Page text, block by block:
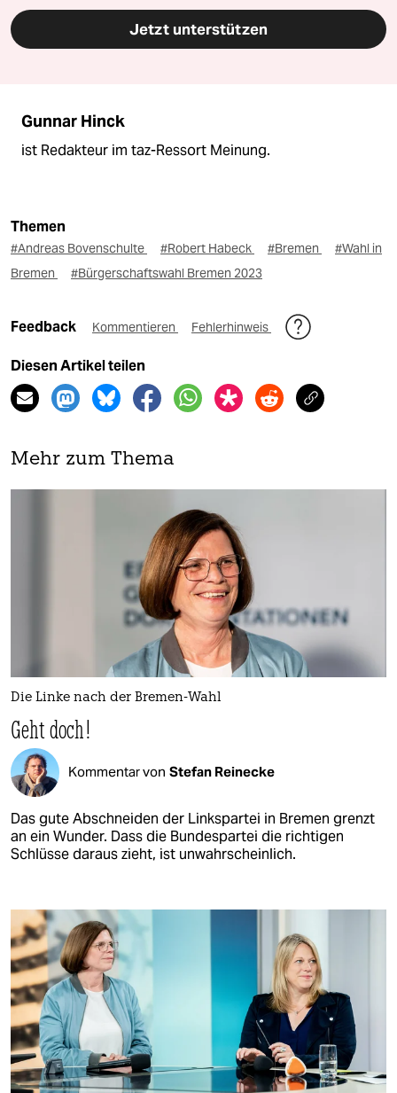
Jetzt unterstützen
Gunnar Hinck
ist Redakteur im taz-Ressort Meinung.
Themen
#Andreas Bovenschulte #Robert Habeck #Bremen
#Wahl in
Bremen
#Bürgerschaftswahl Bremen 2023
Feedback Kommentieren Fehlerhinweis
Diesen Artikel teilen
Mehr zum Thema
Die Linke nach der Bremen-Wahl
Geht doch!
Kommentar von Stefan Reinecke
Das gute Abschneiden der Linkspartei in Bremen grenzt
an ein Wunder. Dass die Bundespartei die richtigen
Schlüsse daraus zieht, ist unwahrscheinlich.